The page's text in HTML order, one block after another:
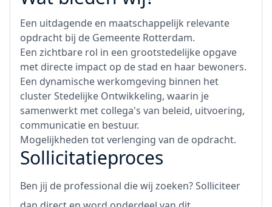
Een uitdagende en maatschappelijk relevante
opdracht bij de Gemeente Rotterdam.
Een zichtbare rol in een grootstedelijke opgave
met directe impact op de stad en haar bewoners.
Een dynamische werkomgeving binnen het
cluster Stedelijke Ontwikkeling, waarin je
samenwerkt met collega's van beleid, uitvoering,
communicatie en bestuur.
Mogelijkheden tot verlenging van de opdracht.
Sollicitatieproces
Ben jij de professional die wij zoeken? Solliciteer